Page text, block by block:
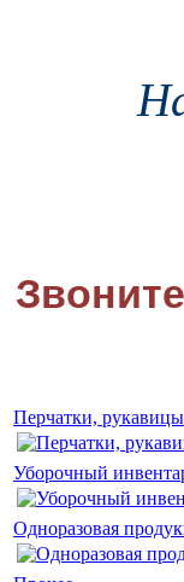
Перчатки, рукавицы
Уборочный
Одноразовая